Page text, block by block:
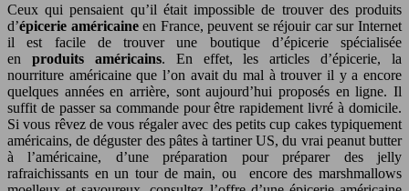
Ceux qui pensaient qu’il était impossible de trouver des produits
d’épicerie américaineen France, peuvent se réjouir car sur Internet
il est facile de trouver une boutique d’épicerie spécialisée
en produits américains. En effet, les articles d’épicerie, la
nourriture américaine que l’on avait du mal à trouver il y a encore
quelques années en arrière, sont aujourd’hui proposés en ligne. Il
suffit de passer sa commande pour être rapidement livré à domicile.
Si vous rêvez de vous régaler avec des petits cup cakes typiquement
américains, de déguster des pâtes à tartiner US, du vrai peanut butter
à l’américaine, d’une préparation pour préparer des jelly
rafraichissants en un tour de main, ou encore des marshmallows